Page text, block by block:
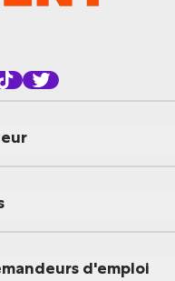
d'emploi